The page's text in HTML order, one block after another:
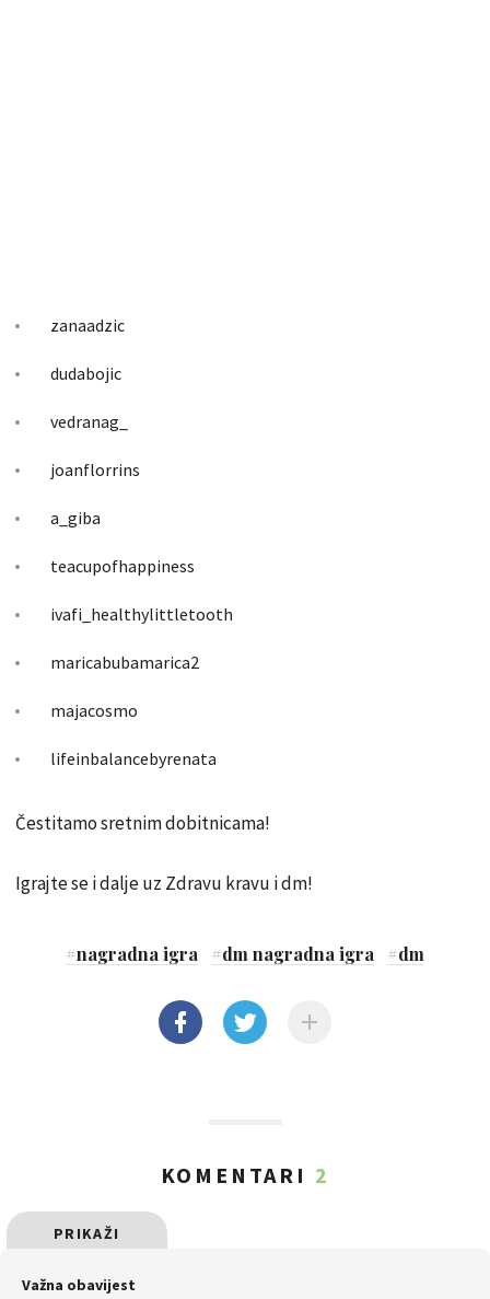
zanaadzic
dudabojic
vedranag_
joanflorrins
a_giba
teacupofhappiness
ivafi_healthylittletooth
maricabubamarica2
majacosmo
lifeinbalancebyrenata
Čestitamo sretnim dobitnicama!
Igrajte se i dalje uz Zdravu kravu i dm!
#nagradna igra #dm nagradna igra #dm
KOMENTARI 2
PRIKAŽI
SVE
Važna obavijest